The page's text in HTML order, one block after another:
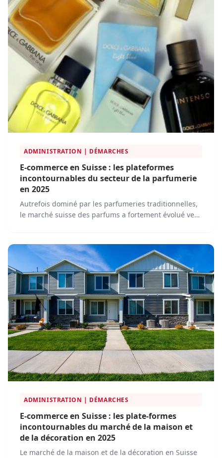
ADMINISTRATION | DÉMARCHES
E-commerce en Suisse : les plateformes
incontournables du secteur de la parfumerie
en 2025
Autrefois dominé par les parfumeries traditionnelles,
le marché suisse des parfums a fortement évolué vers
plateformes e-commerce innovantes.
ADMINISTRATION | DÉMARCHES
E-commerce en Suisse : les plate-formes
incontournables du marché de la maison et
de la décoration en 2025
Le marché de la maison et de la décoration en Suisse